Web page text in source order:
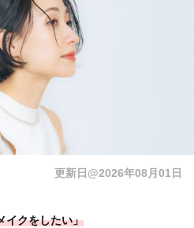
更新日@2026年08月01日
イクをしたい」